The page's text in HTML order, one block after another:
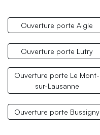
Ouverture porte Aigle
Ouverture porte Lutry
Ouverture porte Le Mont-
sur-Lausanne
Ouverture porte Bussigny